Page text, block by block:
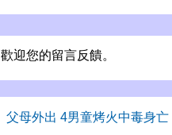
歡迎您的留言反饋。
父母外出 4男童烤火中毒身亡